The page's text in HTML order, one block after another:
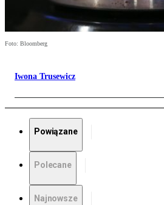
Foto: Bloomberg
Iwona Trusewicz
Powiązane
Polecane
Najnowsze